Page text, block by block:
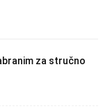
za stručno